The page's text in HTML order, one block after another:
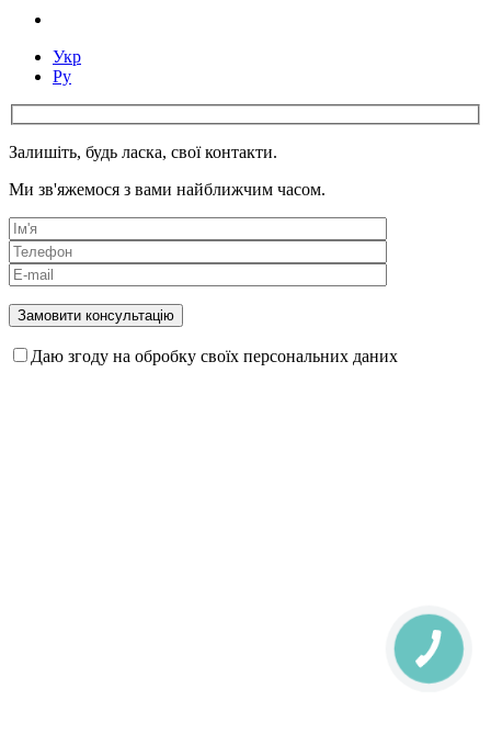
Укр
Ру
Залишіть, будь ласка, свої контакти.
Ми зв'яжемося з вами найближчим часом.
Даю згоду на обробку своїх персональних даних